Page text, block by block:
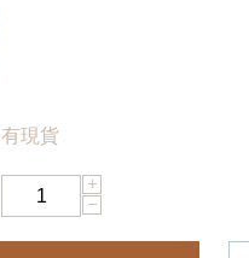
有現貨
+
−